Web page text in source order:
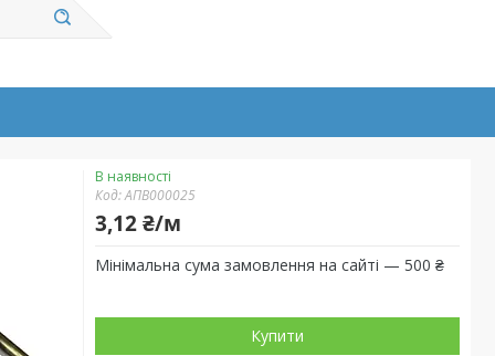
В наявності
Код:АПВ000025
3,12 ₴/м
Мінімальна сума замовлення на сайті — 500 ₴
Купити